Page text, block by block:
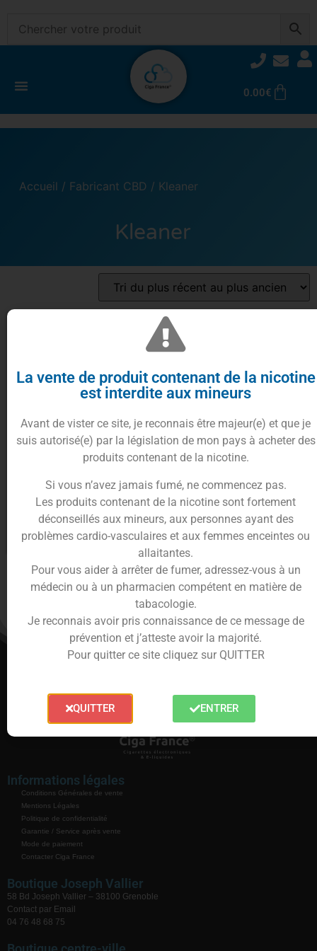
0.00€
Accueil / Fabricant CBD / Kleaner
Kleaner
30ml – Kleaner
15.90€
Ajouter au panier
Informations légales
Conditions Générales de vente
Mentions Légales
Politique de confidentialité
Garantie / Service après vente
Mode de paiement
Contacter Ciga France
Boutique Joseph Vallier
58 Bd Joseph Vallier – 38100 Grenoble
Contact par Email
04 76 48 68 75
La vente de produit contenant de la nicotine
est interdite aux mineurs
Avant de vister ce site, je reconnais être majeur(e) et que je
suis autorisé(e) par la législation de mon pays à acheter des
produits contenant de la nicotine.
Si vous n’avez jamais fumé, ne commencez pas.
Les produits contenant de la nicotine sont fortement
déconseillés aux mineurs, aux personnes ayant des
problèmes cardio-vasculaires et aux femmes enceintes ou
allaitantes.
Pour vous aider à arrêter de fumer, adressez-vous à un
médecin ou à un pharmacien compétent en matière de
tabacologie.
Je reconnais avoir pris connaissance de ce message de
prévention et j’atteste avoir la majorité.
Pour quitter ce site cliquez sur QUITTER
QUITTER ENTRER